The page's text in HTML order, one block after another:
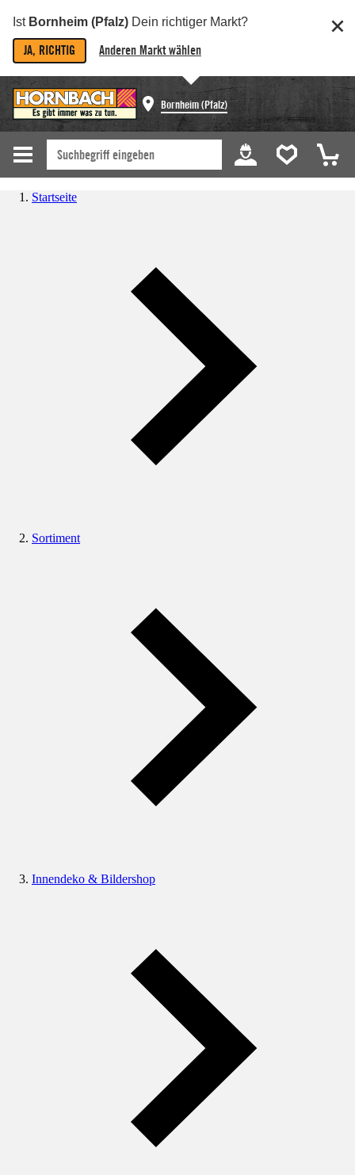
Ist Bornheim (Pfalz) Dein richtiger Markt?
JA, RICHTIG Anderen Markt wählen
Bornheim (Pfalz)
Startseite
Sortiment
Innendeko & Bildershop